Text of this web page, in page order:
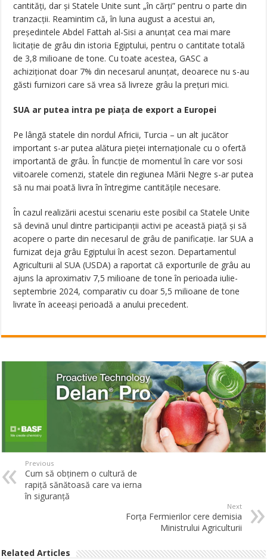
cantități, dar şi Statele Unite sunt „în cărţi” pentru o parte din
tranzacţii. Reamintim că, în luna august a acestui an,
președintele Abdel Fattah al-Sisi a anunțat cea mai mare
licitație de grâu din istoria Egiptului, pentru o cantitate totală
de 3,8 milioane de tone. Cu toate acestea, GASC a
achiziționat doar 7% din necesarul anunţat, deoarece nu s-au
găsti furnizori care să vrea să livreze grâu la prețuri mici.
SUA ar putea intra pe piața de export a Europei
Pe lângă statele din nordul Africii, Turcia – un alt jucător
important s-ar putea alătura pieţei internaţionale cu o ofertă
importantă de grâu. În funcție de momentul în care vor sosi
viitoarele comenzi, statele din regiunea Mării Negre s-ar putea
să nu mai poată livra în întregime cantităţile necesare.
În cazul realizării acestui scenariu este posibil ca Statele Unite
să devină unul dintre participanții activi pe această piaţă şi să
acopere o parte din necesarul de grâu de panificaţie. Iar SUA a
furnizat deja grâu Egiptului în acest sezon. Departamentul
Agriculturii al SUA (USDA) a raportat că exporturile de grâu au
ajuns la aproximativ 7,5 milioane de tone în perioada iulie-
septembrie 2024, comparativ cu doar 5,5 milioane de tone
livrate în aceeaşi perioadă a anului precedent.
Previous
Cum să obținem o cultură de
rapiță sănătoasă care va ierna
în siguranță
Next
Forța Fermierilor cere demisia
Ministrului Agriculturii
Related Articles